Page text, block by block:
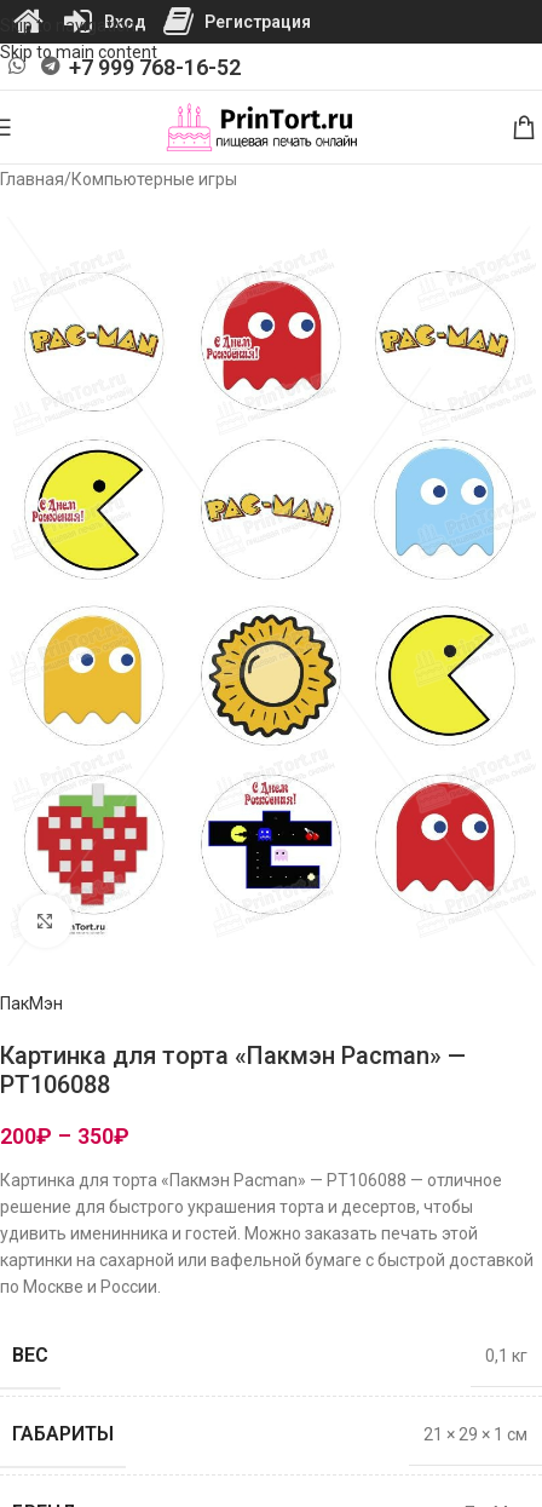
Skip to navigation
Skip to main content
+7 999 768-16-52
Главная/Компьютерные игры
Нажмите, чтобы увеличить изображение
ПакМэн
Картинка для торта «Пакмэн Pacman» —
PT106088
200₽ – 350₽
Картинка для торта «Пакмэн Pacman» — PT106088 — отличное
решение для быстрого украшения торта и десертов, чтобы
удивить именинника и гостей. Можно заказать печать этой
картинки на сахарной или вафельной бумаге с быстрой доставкой
по Москве и России.
ВЕС 0,1 кг
ГАБАРИТЫ 21 × 29 × 1 см
Вход Регистрация